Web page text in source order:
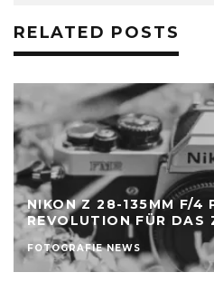
RELATED POSTS
NIKON Z 28-135MM F/4
REVOLUTION FÜR DAS
FOTOGRAFIE NEWS